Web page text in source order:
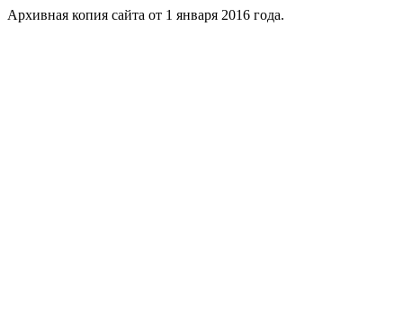
Архивная копия сайта от 1 января 2016 года.